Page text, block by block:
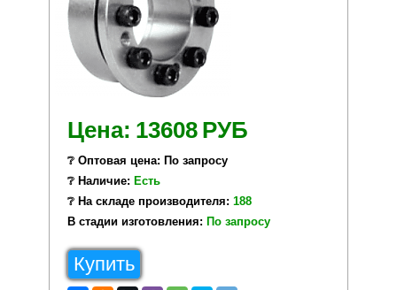
Цена: 13608 РУБ
❔ Оптовая цена: По запросу
❔ Наличие: Есть
❔ На складе производителя: 188
В стадии изготовления: По запросу
Купить